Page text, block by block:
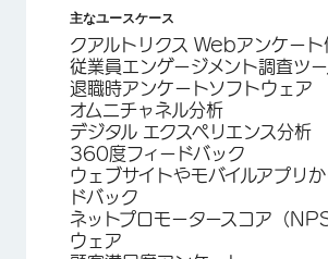
主なユースケース
クアルトリクス Webアンケート
従業員エンゲージメント調査ツ
退職時アンケートソフトウェア
オムニチャネル分析
デジタル エクスペリエンス分析
360度フィードバック
ウェブサイトやモバイルアプリ
ドバック
ネットプロモータースコア（
ウェア